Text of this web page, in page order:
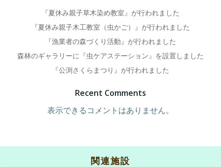
『夏休み親子草木染め教室』が行われました
『夏休み親子木工教室（虫かご）』が行われました
『漁業者の森づくり活動』が行われました
森林のギャラリーに『虫ケアステーション』を設置しました
『公渕さくらまつり』が行われました
Recent Comments
表示できるコメントはありません。
関連施設